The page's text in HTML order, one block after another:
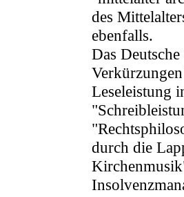
des
ebenfalls.
Das
Leseleistung
durch die